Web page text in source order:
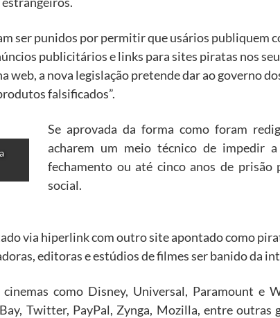
ser punidos por permitir que usários publiquem
publicitários e links para sites piratas nos
a nova legislação pretende dar ao governo
falsificados”.
Se aprovada da forma como foram
acharem um meio técnico de impedir
fechamento ou até cinco anos de
social.
via hiperlink com outro site apontado como
editoras e estúdios de filmes ser banido da
como Disney, Universal, Paramount e
Twitter, PayPal, Zynga, Mozilla, entre